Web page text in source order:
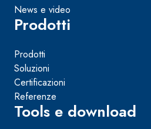
e speciali inerti alleggeriti
News e video
Prodotti
Prodotti
Soluzioni
Certificazioni
Referenze
Tools e download